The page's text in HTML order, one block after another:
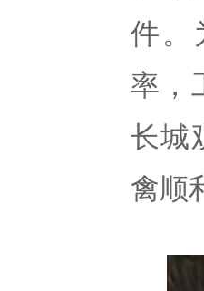
件。
率，
长城
禽顺